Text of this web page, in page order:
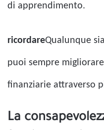
di apprendimento.
ricordareQualunque
puoi sempre
finanziarie attraverso
La